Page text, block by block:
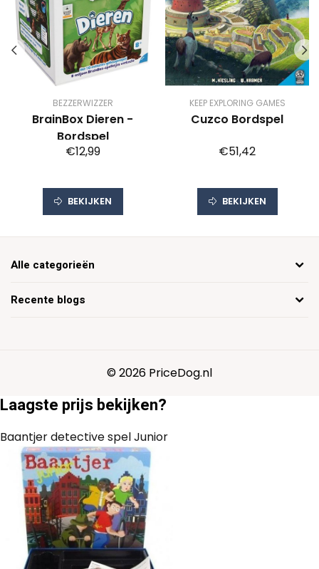
BEZZERWIZZER
BrainBox Dieren -
Bordspel
€12,99
BEKIJKEN
KEEP EXPLORING GAMES
Cuzco Bordspel
€51,42
BEKIJKEN
Recente blogs
Alle categorieën
© 2026 PriceDog.nl
Laagste prijs bekijken?
Baantjer detective spel Junior